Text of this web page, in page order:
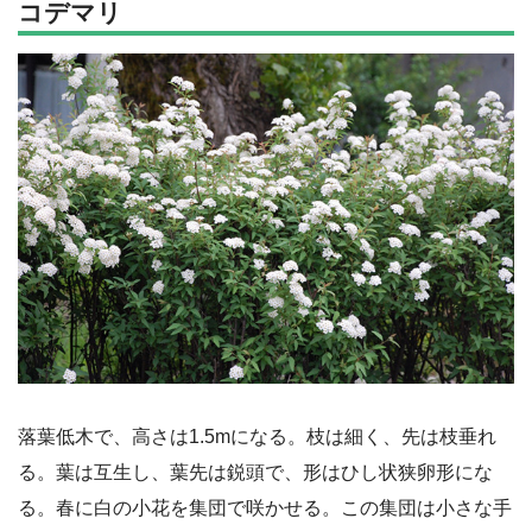
コデマリ
落葉低木で、高さは1.5mになる。枝は細く、先は枝垂れ
る。葉は互生し、葉先は鋭頭で、形はひし状狭卵形にな
る。春に白の小花を集団で咲かせる。この集団は小さな手